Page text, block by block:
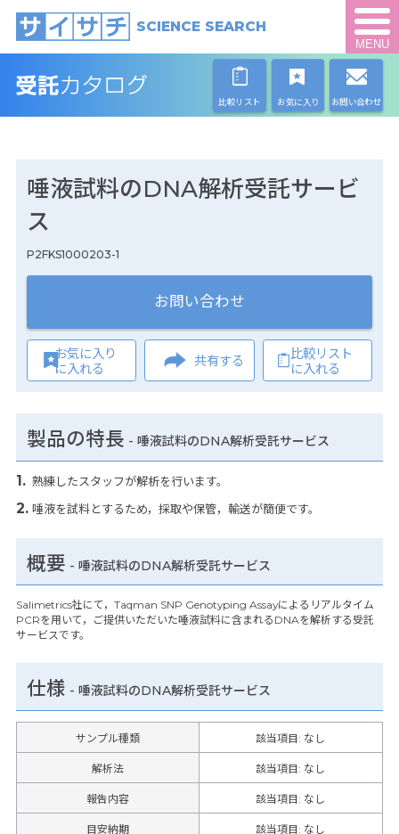
SCIENCE SEARCH
MENU
比較リスト お気に入り お問い合わせ
唾液試料のDNA解析受託サービ
ス
P2FKS1000203-1
お問い合わせ
お気に入り
に入れる
共有する
比較リスト
に入れる
製品の特長 - 唾液試料のDNA解析受託サービス
熟練したスタッフが解析を行います。
唾液を試料とするため，採取や保管，輸送が簡便です。
概要 - 唾液試料のDNA解析受託サービス
Salimetrics社にて，Taqman SNP Genotyping Assayによるリアルタイム
PCRを用いて，ご提供いただいた唾液試料に含まれるDNAを解析する受託
サービスです。
仕様 - 唾液試料のDNA解析受託サービス
サンプル種類 該当項目: なし
解析法 該当項目: なし
報告内容 該当項目: なし
目安納期 該当項目: なし